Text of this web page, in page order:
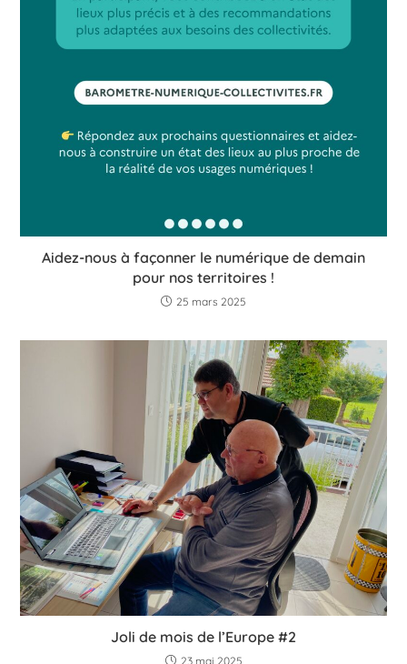
Aidez-nous à façonner le numérique de demain
pour nos territoires !
25 mars 2025
Joli de mois de l’Europe #2
23 mai 2025